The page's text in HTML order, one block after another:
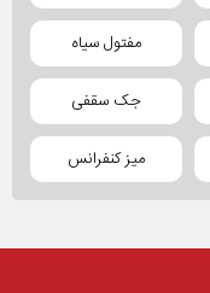
مفتول سیاه
جک سقفی
میز کنفرانس